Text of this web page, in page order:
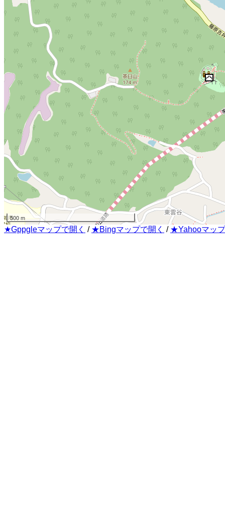
500 m
★Gppgleマップで開く / ★Bingマップで開く / ★Yahooマッ